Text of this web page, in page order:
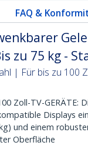
FAQ &
zu 75 kg -
| Für bis zu 100
Zoll-TV-GERÄTE:
Displays
und einem
Oberfläche